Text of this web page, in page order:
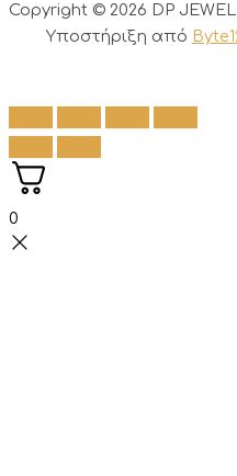
Copyright © 2026 DP
Υποστήριξη από
0